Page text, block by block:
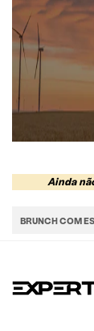
Ainda
BRUNCH COM